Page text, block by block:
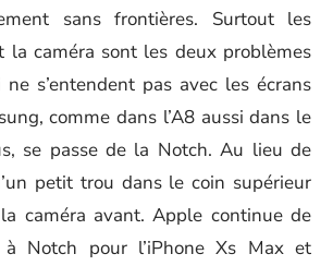
sans frontières. Surtout les
la caméra sont les deux problèmes
s’entendent pas avec les écrans
comme dans l’A8 aussi dans le
se passe de la Notch. Au lieu de
petit trou dans le coin supérieur
caméra avant. Apple continue de
à Notch pour l’iPhone Xs Max et